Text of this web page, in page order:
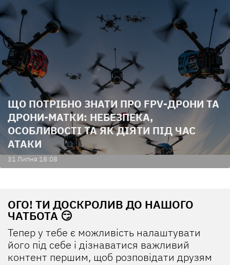
ЩО ПОТРІБНО ЗНАТИ ПРО FPV-ДРОНИ ТА
ДРОНИ-МАТКИ: НЕБЕЗПЕКА,
ОСОБЛИВОСТІ ТА ЯК ДІЯТИ ПІД ЧАС
АТАКИ
31 Липня 18:08
ОГО! ТИ ДОСКРОЛИВ ДО НАШОГО
ЧАТБОТА 😏
Тепер у тебе є можливість налаштувати
його під себе і дізнаватися важливий
контент першим, щоб розповідати друзям